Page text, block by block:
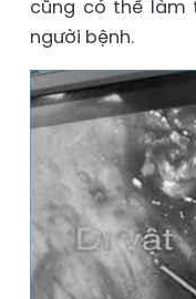
cũng có thể làm
người bệnh.